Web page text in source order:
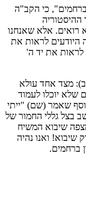
ברחמים", כי הקב"ה
ההיסטוריה
רואים. אלא שאנחנו
לראות את
לראות את יד ה'
מצד אחד עולא
יוכלו לעמוד
שאמר (שם) "ייתי
בצל גללי החמור של
שיבוא המשיח
שיבוא! ואנו נהיה
ברחמים.